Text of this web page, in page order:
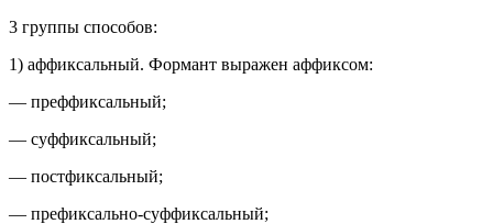
3 группы способов:
1) аффиксальный. Формант выражен аффиксом:
— преффиксальный;
— суффиксальный;
— постфиксальный;
— префиксально-суффиксальный;